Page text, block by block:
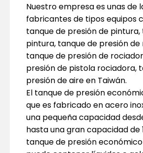
Nuestro empresa es unas de
fabricantes de tipos equipos
tanque de presión de pintura,
pintura, tanque de presión de
tanque de presión de
presión de pistola rociadora,
presión de aire en Taiwán.
El tanque de presión
que es fabricado en acero
una pequeña capacidad
hasta una gran capacidad de
tanque de presión